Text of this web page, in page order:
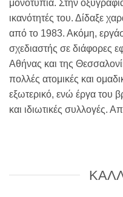
μονοτυπία. Στην
ικανότητές του. Δίδαξε
από το 1983. Ακόμη,
σχεδιαστής σε διάφορες
Αθήνας και της
πολλές ατομικές και
εξωτερικό, ενώ έργα του
και ιδιωτικές συλλογές.